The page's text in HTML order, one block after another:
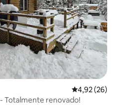
4,92 de uma
4,92 (26)
Totalmente renovado!